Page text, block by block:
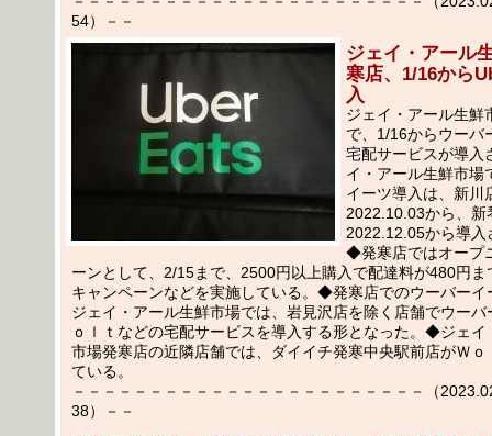
54）－－
ジェイ・アール
寒店、1/16から
入
ジェイ・アール生鮮
で、1/16からウーバ
宅配サービスが導入
イ・アール生鮮市場
イーツ導入は、新川
2022.10.03から、新
2022.12.05から導入
◆発寒店ではオープ
ーンとして、2/15まで、2500円以上購入で配達料が480円ま
キャンペーンなどを実施している。◆発寒店でのウーバーイ
ジェイ・アール生鮮市場では、岩見沢店を除く店舗でウーバ
ｏｌｔなどの宅配サービスを導入する形となった。◆ジェイ
市場発寒店の近隣店舗では、ダイイチ発寒中央駅前店がＷｏ
ている。
－－－－－－－－－－－－－－－－－－－－－－－（
38）－－